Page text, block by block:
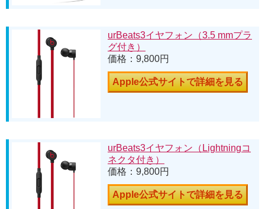
urBeats3イヤフォン（3.5 mmプラ
グ付き）
価格：9,800円
Apple公式サイトで詳細を見る
urBeats3イヤフォン（Lightningコ
ネクタ付き）
価格：9,800円
Apple公式サイトで詳細を見る